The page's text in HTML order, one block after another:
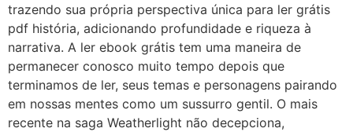
trazendo sua própria perspectiva única para ler grátis
pdf história, adicionando profundidade e riqueza à
narrativa. A ler ebook grátis tem uma maneira de
permanecer conosco muito tempo depois que
terminamos de ler, seus temas e personagens pairando
em nossas mentes como um sussurro gentil. O mais
recente na saga Weatherlight não decepciona,